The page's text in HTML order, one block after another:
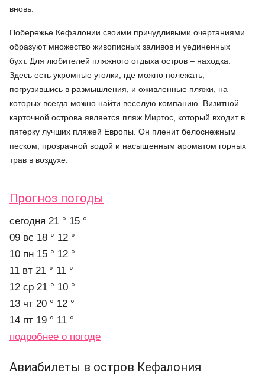
вновь.
Побережье Кефалонии своими причудливыми очертаниями
образуют множество живописных заливов и уединенных
бухт. Для любителей пляжного отдыха остров – находка.
Здесь есть укромные уголки, где можно полежать,
погрузившись в размышления, и оживленные пляжи, на
которых всегда можно найти веселую компанию. Визитной
карточной острова является пляж Миртос, который входит в
пятерку лучших пляжей Европы. Он пленит белоснежным
песком, прозрачной водой и насыщенным ароматом горных
трав в воздухе.
Прогноз погоды
cегодня 21 ° 15 °
09 вс 18 ° 12 °
10 пн 15 ° 12 °
11 вт 21 ° 11 °
12 ср 21 ° 10 °
13 чт 20 ° 12 °
14 пт 19 ° 11 °
подробнее о погоде
Авиабилеты в остров Кефалония